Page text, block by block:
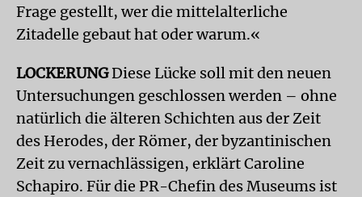
Frage gestellt, wer die mittelalterliche
Zitadelle gebaut hat oder warum.«
LOCKERUNGDiese Lücke soll mit den neuen
Untersuchungen geschlossen werden – ohne
natürlich die älteren Schichten aus der Zeit
des Herodes, der Römer, der byzantinischen
Zeit zu vernachlässigen, erklärt Caroline
Schapiro. Für die PR-Chefin des Museums ist